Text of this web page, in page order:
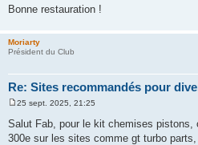
Bonne restauration !
Moriarty
Président du Club
Re: Sites recommandés pour
e
s
s
25 sept. 2025, 21:25
Salut Fab, pour le kit chemises pistons,
300e sur les sites comme gt turbo